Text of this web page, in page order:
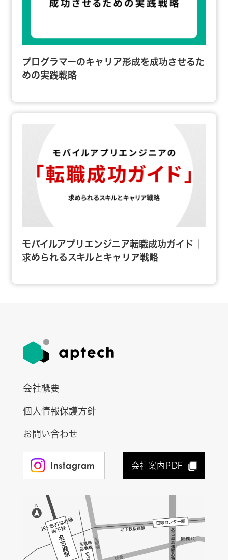
プログラマーのキャリア形成を成功させるた
めの実践戦略
モバイルアプリエンジニア転職成功ガイド｜
求められるスキルとキャリア戦略
会社概要
個人情報保護方針
お問い合わせ
Instagram 会社案内PDF